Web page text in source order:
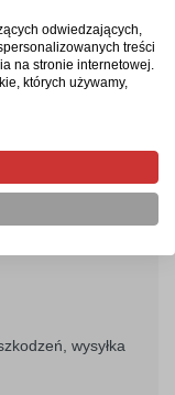
płatności i
przesyłka
adres, a jej
od
wysyłka
odwiedzających,
treści
na stronie internetowej.
których używamy,